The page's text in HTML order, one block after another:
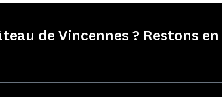
de Vincennes ? Restons